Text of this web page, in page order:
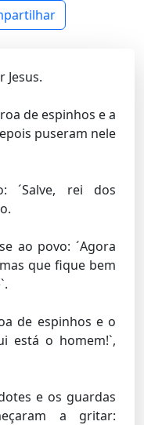
Jesus.
de espinhos e a
puseram nele
´Salve, rei dos
ao povo: ´Agora
que fique bem
de espinhos e o
está o homem!`,
e os guardas
a gritar: